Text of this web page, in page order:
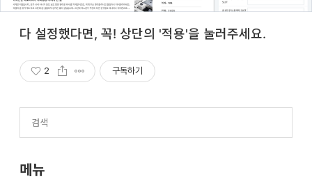
다 설정했다면, 꼭! 상단의 '적용'을 눌러주세요.
2 구독하기
메뉴